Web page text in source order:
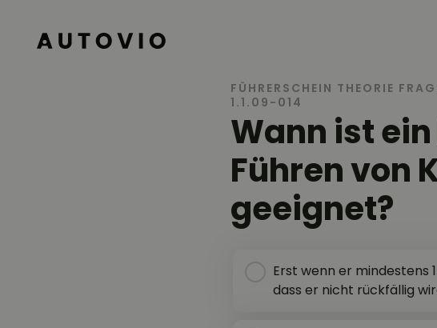
AUTOVIO
Wann ist
Führen von
geeignet?
FÜHRERSCHEIN THEORIE
1.1.09-014
Erst wenn er mindestens
dass er nicht rückfällig